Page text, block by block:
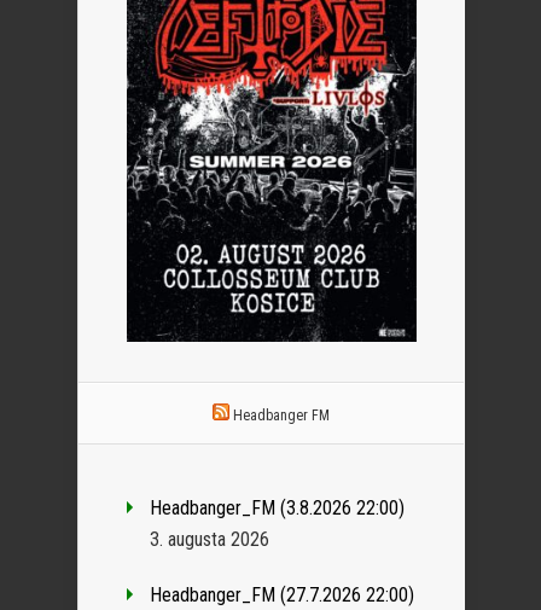
Headbanger FM
Headbanger_FM (3.8.2026 22:00)
3. augusta 2026
Headbanger_FM (27.7.2026 22:00)